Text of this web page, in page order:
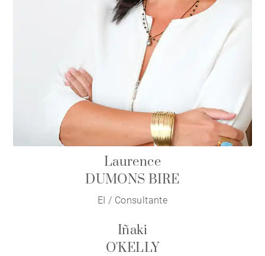
Laurence
DUMONS BIRE
EI / Consultante
Iñaki
O'KELLY